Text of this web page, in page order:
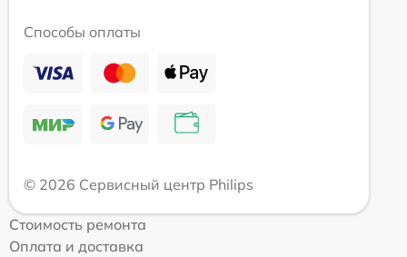
Способы оплаты
© 2026 Сервисный центр Philips
Стоимость ремонта
Оплата и доставка